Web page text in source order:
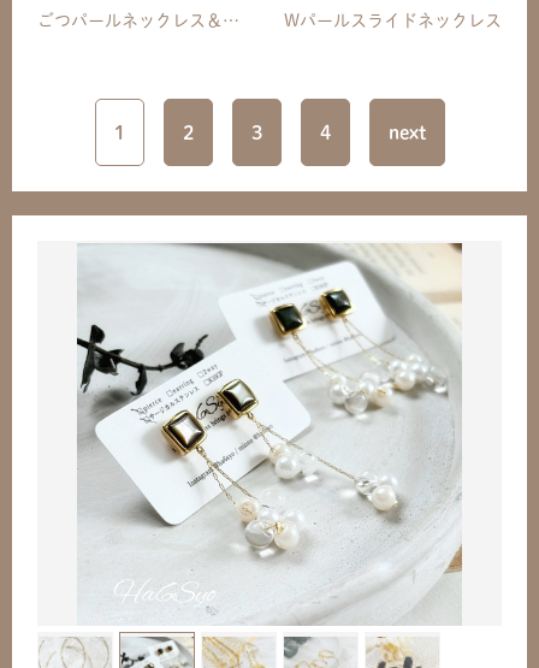
ごつパールネックレス＆ブレスレット Wパールスライドネックレス
1 2 3 4 next
共有方法を選択